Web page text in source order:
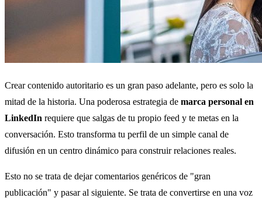
Crear contenido autoritario es un gran paso adelante, pero es solo la
mitad de la historia. Una poderosa estrategia de marca personal en
LinkedIn requiere que salgas de tu propio feed y te metas en la
conversación. Esto transforma tu perfil de un simple canal de
difusión en un centro dinámico para construir relaciones reales.
Esto no se trata de dejar comentarios genéricos de "gran
publicación" y pasar al siguiente. Se trata de convertirse en una voz